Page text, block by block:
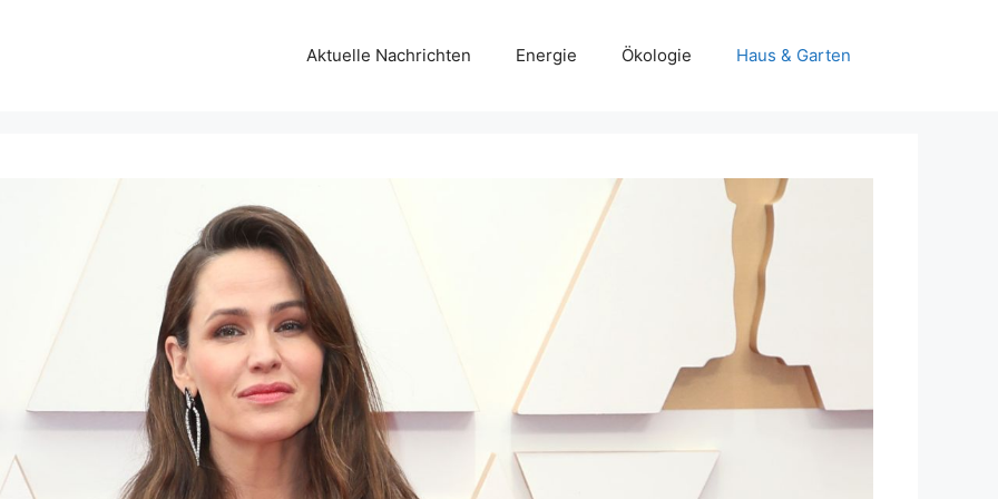
Aktuelle Nachrichten Energie Ökologie Haus & Garten